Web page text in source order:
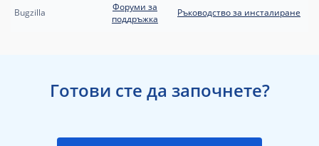
Bugzilla
Форуми за
поддръжка
Ръководство за инсталиране
Готови сте да започнете?